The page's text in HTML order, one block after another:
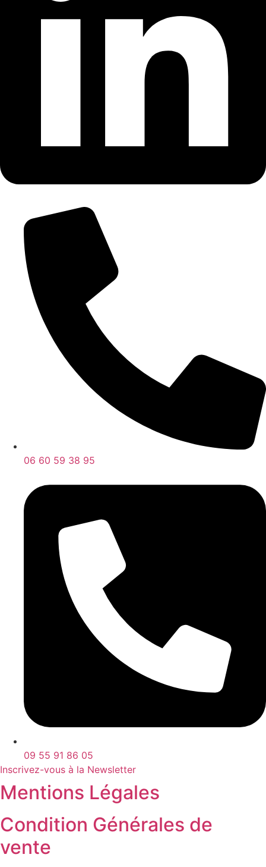
06 60 59 38 95
09 55 91 86 05
Inscrivez-vous à la Newsletter
Mentions Légales
Condition Générales de
vente